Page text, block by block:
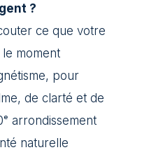
?
ce que votre
le moment
pour
de clarté et de
arrondissement
naturelle